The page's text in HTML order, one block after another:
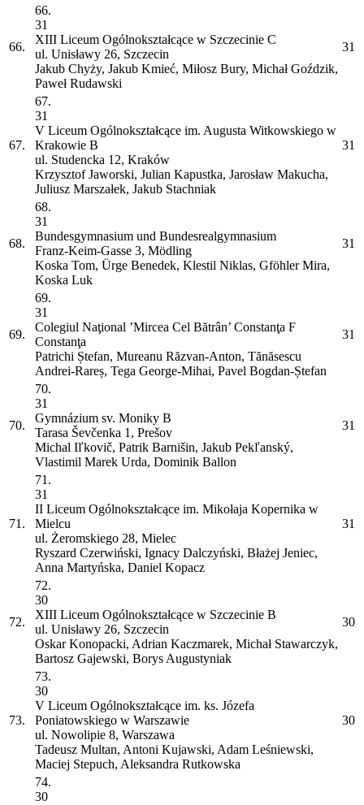
66.
66.
31
XIII Liceum Ogólnokształcące w Szczecinie C
ul. Unisławy 26, Szczecin
Jakub Chyży, Jakub Kmieć, Miłosz Bury, Michał Goździk,
Paweł Rudawski
31
67.
67.
31
V Liceum Ogólnokształcące im. Augusta Witkowskiego w
Krakowie B
ul. Studencka 12, Kraków
Krzysztof Jaworski, Julian Kapustka, Jarosław Makucha,
Juliusz Marszałek, Jakub Stachniak
31
68.
68.
31
Bundesgymnasium und Bundesrealgymnasium
Franz-Keim-Gasse 3, Mödling
Koska Tom, Ürge Benedek, Klestil Niklas, Gföhler Mira,
Koska Luk
31
69.
69.
31
Colegiul Naţional ’Mircea Cel Bătrân’ Constanţa F
Constanţa
Patrichi Ștefan, Mureanu Răzvan-Anton, Tănăsescu
Andrei-Rareș, Tega George-Mihai, Pavel Bogdan-Ștefan
31
70.
70.
31
Gymnázium sv. Moniky B
Tarasa Ševčenka 1, Prešov
Michal Iľkovič, Patrik Barnišin, Jakub Pekľanský,
Vlastimil Marek Urda, Dominik Ballon
31
71.
71.
31
II Liceum Ogólnokształcące im. Mikołaja Kopernika w
Mielcu
ul. Żeromskiego 28, Mielec
Ryszard Czerwiński, Ignacy Dalczyński, Błażej Jeniec,
Anna Martyńska, Daniel Kopacz
31
72.
72.
30
XIII Liceum Ogólnokształcące w Szczecinie B
ul. Unisławy 26, Szczecin
Oskar Konopacki, Adrian Kaczmarek, Michał Stawarczyk,
Bartosz Gajewski, Borys Augustyniak
30
73.
73.
30
V Liceum Ogólnokształcące im. ks. Józefa
Poniatowskiego w Warszawie
ul. Nowolipie 8, Warszawa
Tadeusz Multan, Antoni Kujawski, Adam Leśniewski,
Maciej Stepuch, Aleksandra Rutkowska
30
74.
30